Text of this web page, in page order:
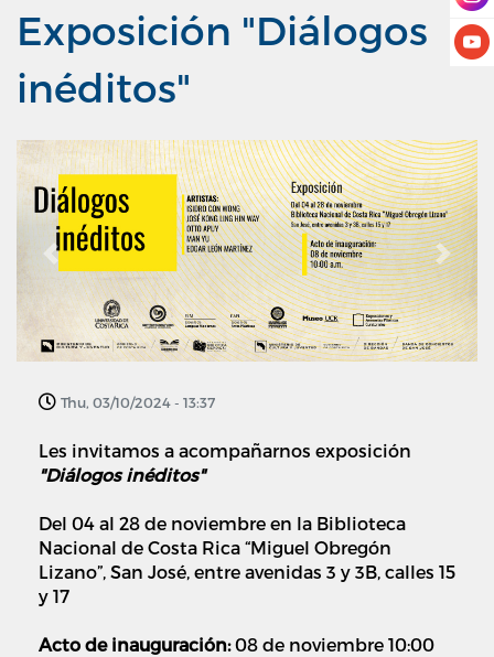
Exposición "Diálogos
inéditos"
Previous Next
Thu, 03/10/2024 - 13:37
Les invitamos a acompañarnos exposición
"Diálogos inéditos"
Del 04 al 28 de noviembre en la Biblioteca
Nacional de Costa Rica “Miguel Obregón
Lizano”, San José, entre avenidas 3 y 3B, calles 15
y 17
Acto de inauguración:08 de noviembre 10:00